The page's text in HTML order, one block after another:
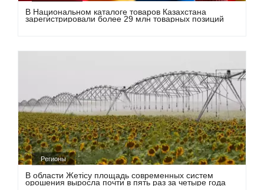
В Национальном каталоге товаров Казахстана
зарегистрировали более 29 млн товарных позиций
Регионы
В области Жетісу площадь современных систем
орошения выросла почти в пять раз за четыре года